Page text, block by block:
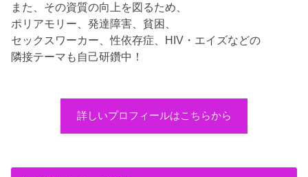
また、その資質の向上を図るため、
ポリアモリー、発達障害、貧困、
セックスワーカー、性依存症、HIV・エイズなどの
隣接テーマも自己研鑽中！
詳しいプロフィールはこちらから